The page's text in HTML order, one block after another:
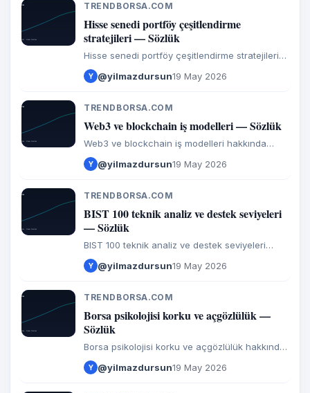
T
TRENDBORSA.COM
Hisse senedi portföy çeşitlendirme
stratejileri — Sözlük
Hisse senedi portföy çeşitlendirme stratejileri
hakkında girdiler ve görüşler.
Y @yilmazdursun19 May 2026
T
TRENDBORSA.COM
Web3 ve blockchain iş modelleri — Sözlük
Web3 ve blockchain iş modelleri hakkında
girdiler ve görüşler.
Y @yilmazdursun19 May 2026
T
TRENDBORSA.COM
BIST 100 teknik analiz ve destek seviyeleri
— Sözlük
BIST 100 teknik analiz ve destek seviyeleri
hakkında girdiler ve görüşler.
Y @yilmazdursun19 May 2026
T
TRENDBORSA.COM
Borsa psikolojisi korku ve açgözlülük —
Sözlük
Borsa psikolojisi korku ve açgözlülük hakkında
girdiler ve görüşler.
Y @yilmazdursun19 May 2026